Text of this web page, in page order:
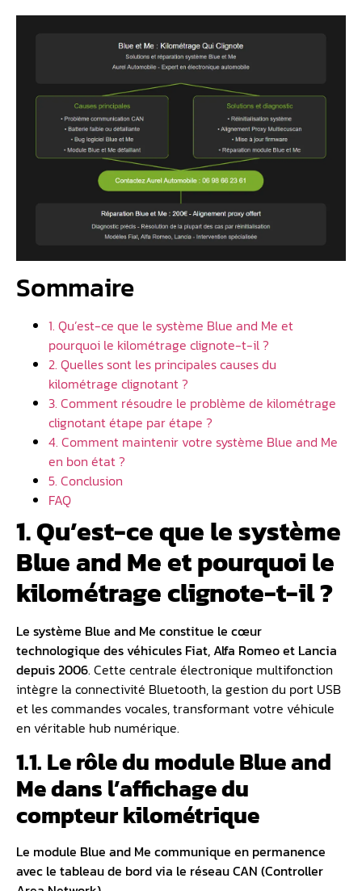
Sommaire
1. Qu’est-ce que le système Blue and Me et
pourquoi le kilométrage clignote-t-il ?
2. Quelles sont les principales causes du
kilométrage clignotant ?
3. Comment résoudre le problème de kilométrage
clignotant étape par étape ?
4. Comment maintenir votre système Blue and Me
en bon état ?
5. Conclusion
FAQ
1. Qu’est-ce que le système
Blue and Me et pourquoi le
kilométrage clignote-t-il ?
Le système Blue and Me constitue le cœur
technologique des véhicules Fiat, Alfa Romeo et Lancia
depuis 2006. Cette centrale électronique multifonction
intègre la connectivité Bluetooth, la gestion du port USB
et les commandes vocales, transformant votre véhicule
en véritable hub numérique.
1.1. Le rôle du module Blue and
Me dans l’affichage du
compteur kilométrique
Le module Blue and Me communique en permanence
avec le tableau de bord via le réseau CAN (Controller